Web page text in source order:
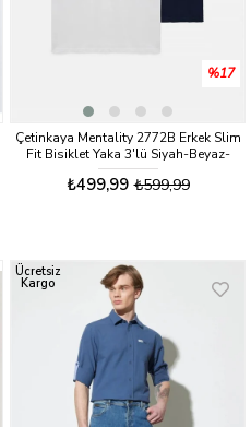
Çetinkaya Mentality 2772B Erkek Slim
Fit Bisiklet Yaka 3'lü Siyah-Beyaz-
Lacivert Tişört Paketi %100 Pamuk
₺499,99 ₺599,99
%17
Ücretsiz
Kargo